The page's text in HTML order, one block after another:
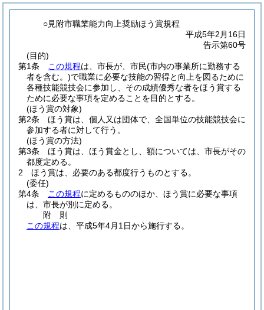
○見附市職業能力向上奨励ほう賞規程
平成5年2月16日
告示第60号
(目的)
第1条
この規程は、市長が、市民(市内の事業所に勤務する
者を含む。)で職業に必要な技能の習得と向上を図るために
各種技能競技会に参加し、その成績優秀な者をほう賞する
ために必要な事項を定めることを目的とする。
(ほう賞の対象)
第2条
ほう賞は、個人又は団体で、全国単位の技能競技会に
参加する者に対して行う。
(ほう賞の方法)
第3条
ほう賞は、ほう賞金とし、額については、市長がその
都度定める。
2
ほう賞は、必要のある都度行うものとする。
(委任)
第4条
この規程に定めるもののほか、ほう賞に必要な事項
は、市長が別に定める。
附 則
この規程は、平成5年4月1日から施行する。